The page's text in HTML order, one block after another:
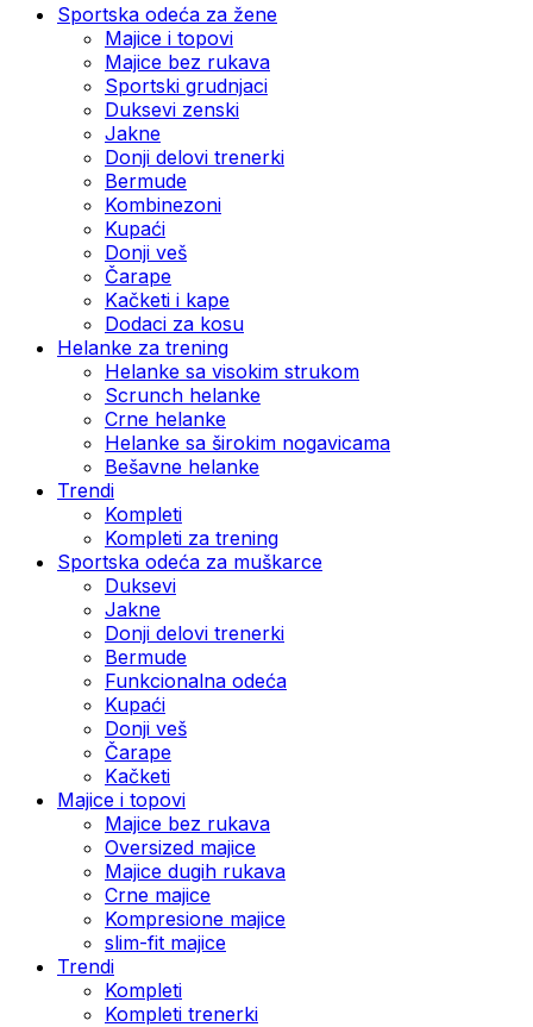
Sportska odeća za žene
Majice i topovi
Majice bez rukava
Sportski grudnjaci
Duksevi zenski
Jakne
Donji delovi trenerki
Bermude
Kombinezoni
Kupaći
Donji veš
Čarape
Kačketi i kape
Dodaci za kosu
Helanke za trening
Helanke sa visokim strukom
Scrunch helanke
Crne helanke
Helanke sa širokim nogavicama
Bešavne helanke
Trendi
Kompleti
Kompleti za trening
Sportska odeća za muškarce
Duksevi
Jakne
Donji delovi trenerki
Bermude
Funkcionalna odeća
Kupaći
Donji veš
Čarape
Kačketi
Majice i topovi
Majice bez rukava
Oversized majice
Majice dugih rukava
Crne majice
Kompresione majice
slim-fit majice
Trendi
Kompleti
Kompleti trenerki